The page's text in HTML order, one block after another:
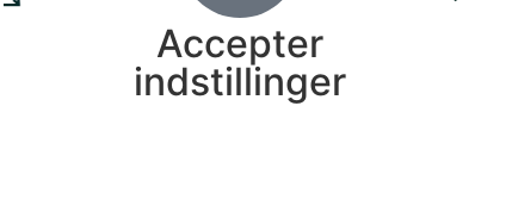
Accepter
indstillinger